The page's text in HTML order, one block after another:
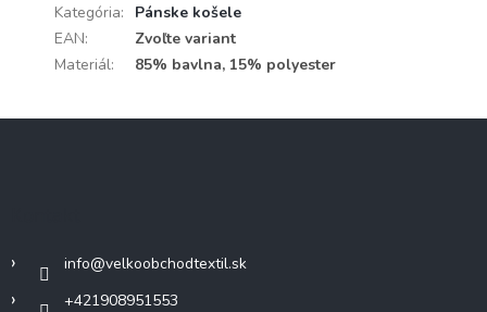
Kategória:
Pánske košele
EAN:
Zvoľte variant
Materiál: 85% bavlna, 15% polyester
info@velkoobchodtextil.sk
+421908951553